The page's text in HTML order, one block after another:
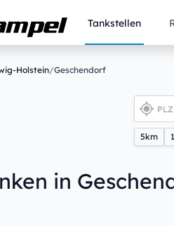
Tankstellen
Holstein/Geschendorf
5km
in